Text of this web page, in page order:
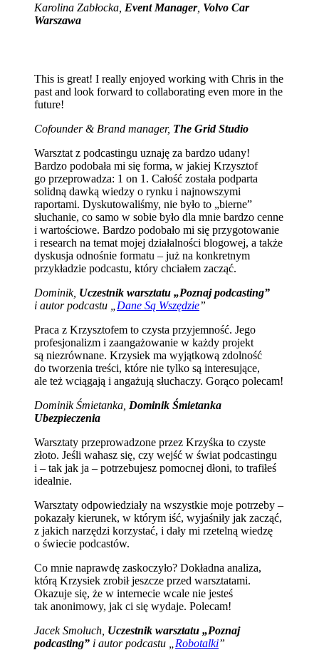
Karolina Zabłocka, Event Manager, Volvo Car
Warszawa
This is great! I really enjoyed working with Chris in the
past and look forward to collaborating even more in the
future!
Cofounder & Brand manager, The Grid Studio
Warsztat z podcastingu uznaję za bardzo udany!
Bardzo podobała mi się forma, w jakiej Krzysztof
go przeprowadza: 1 on 1. Całość została podparta
solidną dawką wiedzy o rynku i najnowszymi
raportami. Dyskutowaliśmy, nie było to „bierne”
słuchanie, co samo w sobie było dla mnie bardzo cenne
i wartościowe. Bardzo podobało mi się przygotowanie
i research na temat mojej działalności blogowej, a także
dyskusja odnośnie formatu – już na konkretnym
przykładzie podcastu, który chciałem zacząć.
Dominik, Uczestnik warsztatu „Poznaj podcasting”
i autor podcastu „ Dane Są Wszędzie”
Praca z Krzysztofem to czysta przyjemność. Jego
profesjonalizm i zaangażowanie w każdy projekt
są niezrównane. Krzysiek ma wyjątkową zdolność
do tworzenia treści, które nie tylko są interesujące,
ale też wciągają i angażują słuchaczy. Gorąco polecam!
Dominik Śmietanka, Dominik Śmietanka
Ubezpieczenia
Warsztaty przeprowadzone przez Krzyśka to czyste
złoto. Jeśli wahasz się, czy wejść w świat podcastingu
i – tak jak ja – potrzebujesz pomocnej dłoni, to trafiłeś
idealnie.
Warsztaty odpowiedziały na wszystkie moje potrzeby –
pokazały kierunek, w którym iść, wyjaśniły jak zacząć,
z jakich narzędzi korzystać, i dały mi rzetelną wiedzę
o świecie podcastów.
Co mnie naprawdę zaskoczyło? Dokładna analiza,
którą Krzysiek zrobił jeszcze przed warsztatami.
Okazuje się, że w internecie wcale nie jesteś
tak anonimowy, jak ci się wydaje. Polecam!
Jacek Smoluch, Uczestnik warsztatu „Poznaj
podcasting” i autor podcastu „ Robotalki”